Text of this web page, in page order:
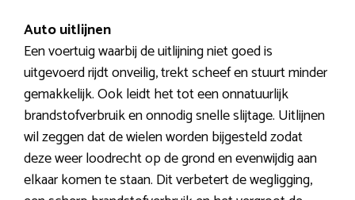
Auto uitlijnen
Een voertuig waarbij de uitlijning niet goed is
uitgevoerd rijdt onveilig, trekt scheef en stuurt minder
gemakkelijk. Ook leidt het tot een onnatuurlijk
brandstofverbruik en onnodig snelle slijtage. Uitlijnen
wil zeggen dat de wielen worden bijgesteld zodat
deze weer loodrecht op de grond en evenwijdig aan
elkaar komen te staan. Dit verbetert de wegligging,